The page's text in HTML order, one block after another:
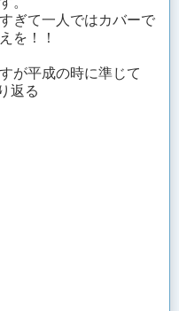
ぎて一人ではカバーで
を！！
が平成の時に準じて
返る